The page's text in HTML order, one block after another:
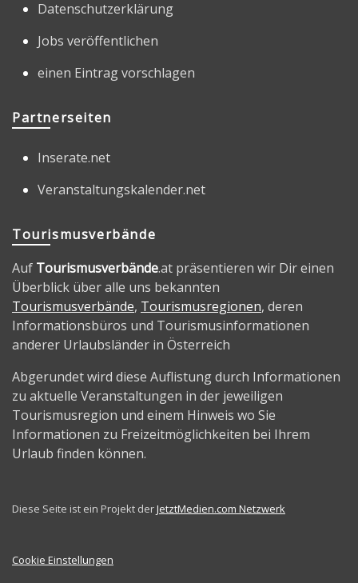
Datenschutzerklärung
Jobs veröffentlichen
einen Eintrag vorschlagen
Partnerseiten
Inserate.net
Veranstaltungskalender.net
Tourismusverbände
Auf Tourismusverbände.at präsentieren wir Dir einen
Überblick über alle uns bekannten
Tourismusverbände, Tourismusregionen, deren
Informationsbüros und Tourismusinformationen
anderer Urlaubsländer in Österreich
Abgerundet wird diese Auflistung durch Informationen
zu aktuelle Veranstaltungen in der jeweiligen
Tourismusregion und einem Hinweis wo Sie
Informationen zu Freizeitmöglichkeiten bei Ihrem
Urlaub finden können.
Diese Seite ist ein Projekt derJetztMedien.com Netzwerk
Cookie Einstellungen